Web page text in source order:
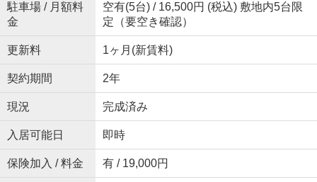
駐車場 / 月額料
金
空有(5台) / 16,500円 (税込) 敷地内5台限
定（要空き確認）
更新料 1ヶ月(新賃料)
契約期間 2年
現況 完成済み
入居可能日 即時
保険加入 / 料金 有 / 19,000円